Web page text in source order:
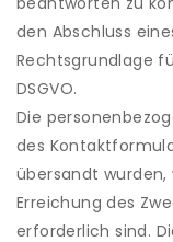
den Abschluss
Rechtsgrundlage
DSGVO.
Die
des
übersandt
Erreichung des
erforderlich sind.